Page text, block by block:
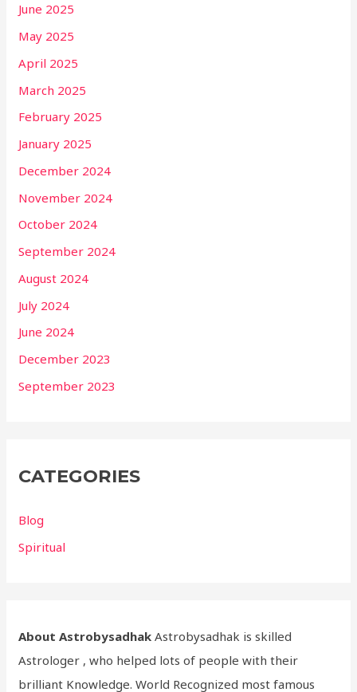
June 2025
May 2025
April 2025
March 2025
February 2025
January 2025
December 2024
November 2024
October 2024
September 2024
August 2024
July 2024
June 2024
December 2023
September 2023
CATEGORIES
Blog
Spiritual
About Astrobysadhak Astrobysadhak is skilled
Astrologer , who helped lots of people with their
brilliant Knowledge. World Recognized most famous